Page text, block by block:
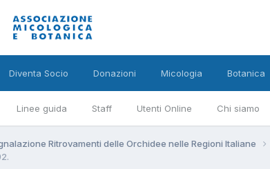
Linee guida Staff Utenti Online Chi siamo
Diventa Socio Donazioni Micologia Botanica
Ritrovamenti delle Orchidee nelle Regioni Italiane